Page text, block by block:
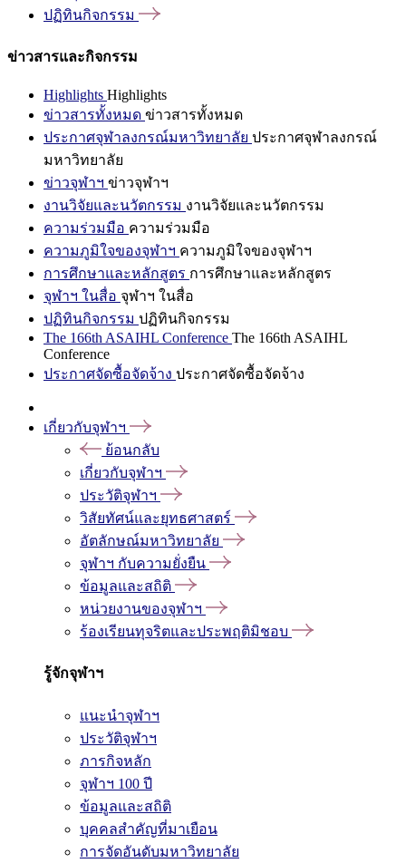
ปฏิทินกิจกรรม
ข่าวสารและกิจกรรม
Highlights Highlights
ข่าวสารทั้งหมด ข่าวสารทั้งหมด
ประกาศจุฬาลงกรณ์มหาวิทยาลัย ประกาศจุฬาลงกรณ์
มหาวิทยาลัย
ข่าวจุฬาฯ ข่าวจุฬาฯ
งานวิจัยและนวัตกรรม งานวิจัยและนวัตกรรม
ความร่วมมือ ความร่วมมือ
ความภูมิใจของจุฬาฯ ความภูมิใจของจุฬาฯ
การศึกษาและหลักสูตร การศึกษาและหลักสูตร
จุฬาฯ ในสื่อ จุฬาฯ ในสื่อ
ปฏิทินกิจกรรม ปฏิทินกิจกรรม
The 166th ASAIHL Conference The 166th ASAIHL
Conference
ประกาศจัดซื้อจัดจ้าง ประกาศจัดซื้อจัดจ้าง
เกี่ยวกับจุฬาฯ
ย้อนกลับ
เกี่ยวกับจุฬาฯ
ประวัติจุฬาฯ
วิสัยทัศน์และยุทธศาสตร์
อัตลักษณ์มหาวิทยาลัย
จุฬาฯ กับความยั่งยืน
ข้อมูลและสถิติ
หน่วยงานของจุฬาฯ
ร้องเรียนทุจริตและประพฤติมิชอบ
รู้จักจุฬาฯ
แนะนำจุฬาฯ
ประวัติจุฬาฯ
ภารกิจหลัก
จุฬาฯ 100 ปี
ข้อมูลและสถิติ
บุคคลสำคัญที่มาเยือน
การจัดอันดับมหาวิทยาลัย